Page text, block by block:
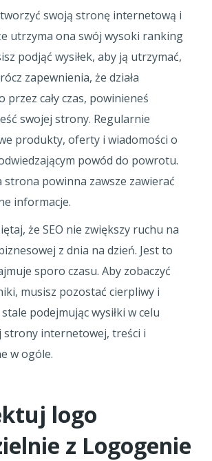
swoją stronę internetową i
utrzyma ona swój wysoki ranking
podjąć wysiłek, aby ją utrzymać,
zapewnienia, że działa
cały czas, powinieneś
swojej strony. Regularnie
produkty, oferty i wiadomości o
powód do powrotu.
strona powinna zawsze zawierać
informacje.
że SEO nie zwiększy ruchu na
z dnia na dzień. Jest to
sporo czasu. Aby zobaczyć
musisz pozostać cierpliwy i
podejmując wysiłki w celu
strony internetowej, treści i
w ogóle.
logo
z Logogenie